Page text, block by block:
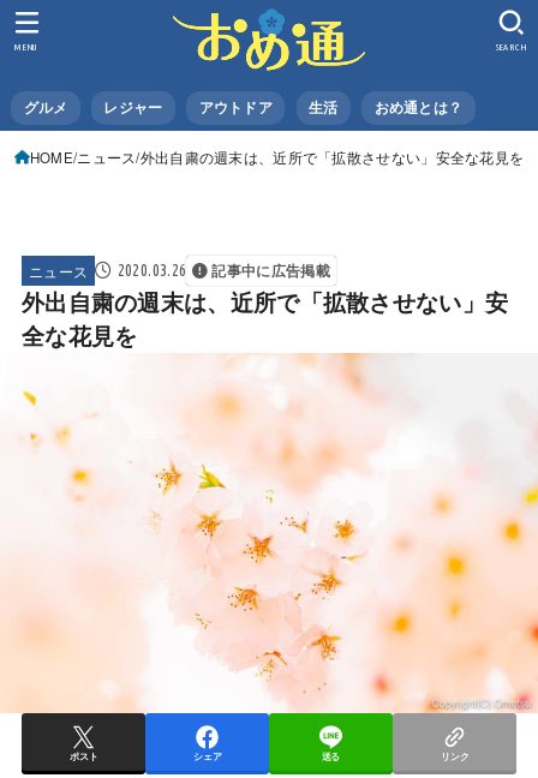
グルメ レジャー アウトドア 生活 おめ通とは？
SEARCH
MENU
HOME ニュース 外出自粛の週末は、近所で「拡散させない」安全な花見を
ニュース 2020.03.26 記事中に広告掲載
外出自粛の週末は、近所で「拡散させない」安
全な花見を
ポスト シェア 送る リンク